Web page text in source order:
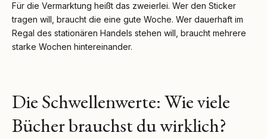
Für die Vermarktung heißt das zweierlei. Wer den Sticker
tragen will, braucht die eine gute Woche. Wer dauerhaft im
Regal des stationären Handels stehen will, braucht mehrere
starke Wochen hintereinander.
Die Schwellenwerte: Wie viele
Bücher brauchst du wirklich?